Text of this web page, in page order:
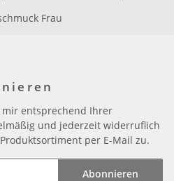
Frau
mir entsprechend Ihrer
und jederzeit widerruflich
per E-Mail zu.
Abonnieren